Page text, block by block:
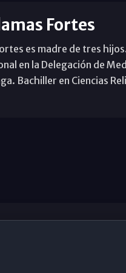
Fortes
es madre de tres
en la Delegación de
Bachiller en Ciencias